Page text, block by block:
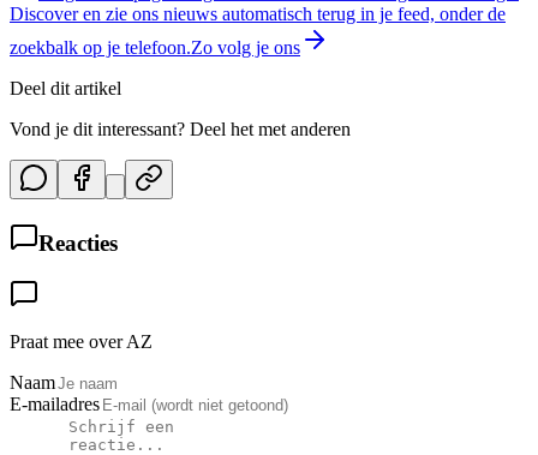
Discover en zie ons nieuws automatisch terug in je feed, onder de
zoekbalk op je telefoon.Zo volg je ons
Deel dit artikel
Vond je dit interessant? Deel het met anderen
Reacties
Praat mee over AZ
Naam
E-mailadres